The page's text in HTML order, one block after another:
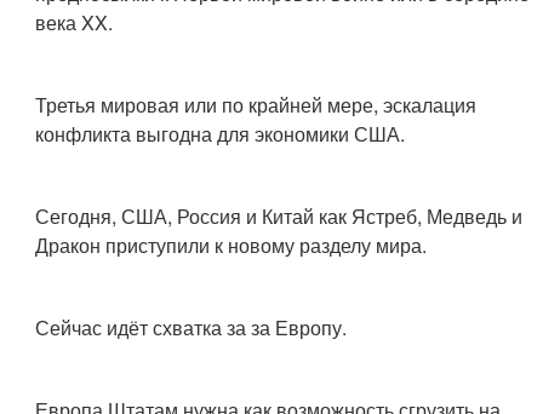
века XX.
Третья мировая или по крайней мере, эскалация
конфликта выгодна для экономики США.
Сегодня, США, Россия и Китай как Ястреб, Медведь и
Дракон приступили к новому разделу мира.
Сейчас идёт схватка за за Европу.